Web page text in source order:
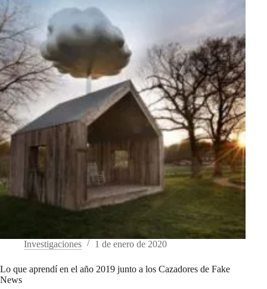
Investigaciones 1 de enero de 2020
Lo que aprendí en el año 2019 junto a los Cazadores de Fake
News